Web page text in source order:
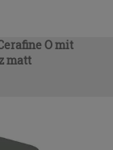
O mit
matt